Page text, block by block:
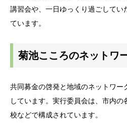
講習会や、一日ゆっくり過ごしてい
ています。
菊池こころのネットワ
共同募金の啓発と地域のネットワー
しています。実行委員会は、市内
校などで構成されています。